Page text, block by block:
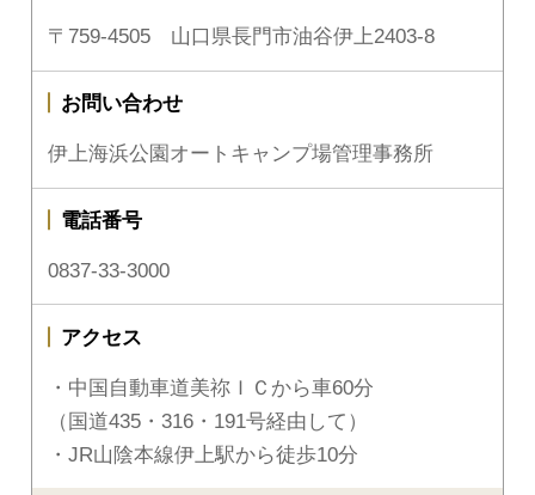
〒759-4505 山口県長門市油谷伊上2403-8
お問い合わせ
伊上海浜公園オートキャンプ場管理事務所
電話番号
0837-33-3000
アクセス
・中国自動車道美祢ＩＣから車60分
（国道435・316・191号経由して）
・JR山陰本線伊上駅から徒歩10分